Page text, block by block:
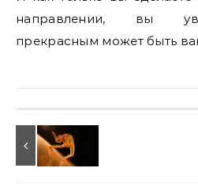
направлении, вы
прекрасным может быть